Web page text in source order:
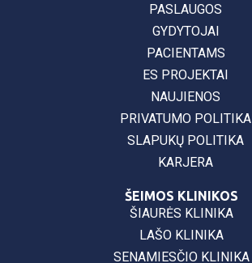
PASLAUGOS
GYDYTOJAI
PACIENTAMS
ES PROJEKTAI
NAUJIENOS
PRIVATUMO POLITIKA
SLAPUKŲ POLITIKA
KARJERA
ŠEIMOS KLINIKOS
ŠIAURĖS KLINIKA
LAŠO KLINIKA
SENAMIESČIO KLINIKA